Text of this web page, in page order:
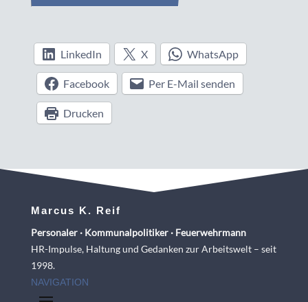
LinkedIn X WhatsApp
Facebook Per E-Mail senden
Drucken
Marcus K. Reif
Personaler · Kommunalpolitiker · Feuerwehrmann
HR-Impulse, Haltung und Gedanken zur Arbeitswelt – seit
1998.
NAVIGATION